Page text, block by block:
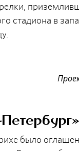
стадиона в
было